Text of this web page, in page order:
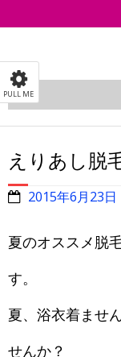
PULL ME
ホーム
はじめての方へ
会社案内
えりあし脱
2015年6月23日
夏のオススメ脱
す。
夏、浴衣着ませ
せんか？